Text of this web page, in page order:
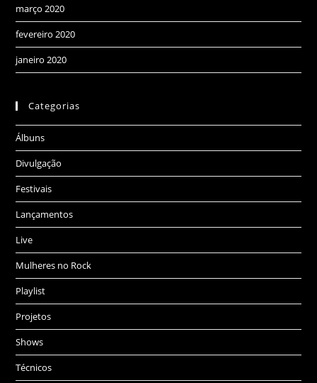
março 2020
fevereiro 2020
janeiro 2020
Categorias
Álbuns
Divulgação
Festivais
Lançamentos
Live
Mulheres no Rock
Playlist
Projetos
Shows
Técnicos